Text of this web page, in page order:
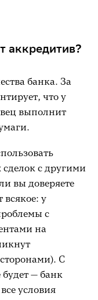
аккредитив?
банка. За
что у
выполнит
с другими
вы доверяете
всякое: у
с
на
С
— банк
условия